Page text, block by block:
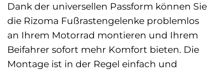
Dank der universellen Passform können Sie
die Rizoma Fußrastengelenke problemlos
an Ihrem Motorrad montieren und Ihrem
Beifahrer sofort mehr Komfort bieten. Die
Montage ist in der Regel einfach und